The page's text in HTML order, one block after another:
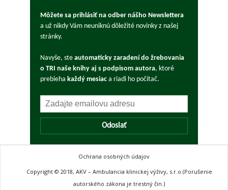
Môžete sa prihlásiť na odber nášho Newslettera
a už nikdy Vám neuniknú dôležité novinky z našej
stránky.
Navyše, ste automaticky zaradení do žrebovania
o TRI naše knihy aj s podpisom autora, ktoré
prebieha každý mesiac a riadi ho počítač.
Odoslať
Ochrana osobných údajov
Copyright © 2018, AKV – Ambulancia klinickej výživy, s.r.o (Porušenie
autorského zákona je trestný čin.)